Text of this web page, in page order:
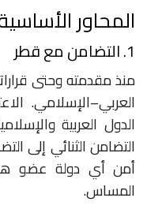
المحاور
1. التضامن مع قطر
منذ مقدمته وحتى
العربي–الإسلامي.
الدول العربية
التضامن الثنائي إلى
أمن أي دولة عضو
المساس.